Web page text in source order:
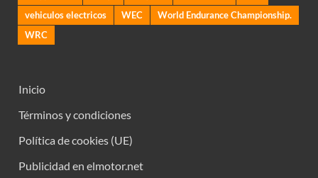
vehiculos electricos
WEC
World Endurance Championship.
WRC
Inicio
Términos y condiciones
Política de cookies (UE)
Publicidad en elmotor.net